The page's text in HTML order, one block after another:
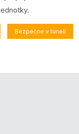
Bezpečne v tuneli